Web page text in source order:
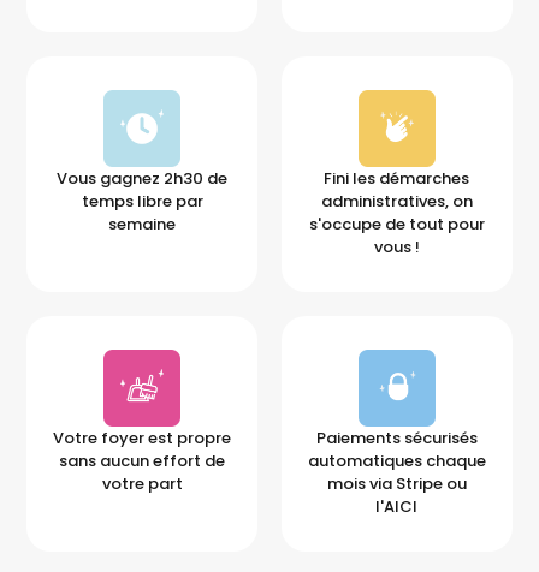
Vous gagnez 2h30 de
temps libre par
semaine
Fini les démarches
administratives, on
s'occupe de tout pour
vous !
Votre foyer est propre
sans aucun effort de
votre part
Paiements sécurisés
automatiques chaque
mois via Stripe ou
l'AICI